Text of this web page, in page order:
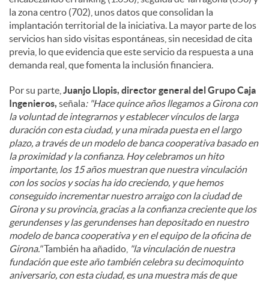
la zona centro (702), unos datos que consolidan la
implantación territorial de la iniciativa. La mayor parte de los
servicios han sido visitas espontáneas, sin necesidad de cita
previa, lo que evidencia que este servicio da respuesta a una
demanda real, que fomenta la inclusión financiera.
Por su parte, Juanjo Llopis, director general del Grupo Caja
Ingenieros, señala: "Hace quince años llegamos a Girona con
la voluntad de integrarnos y establecer vínculos de larga
duración con esta ciudad, y una mirada puesta en el largo
plazo, a través de un modelo de banca cooperativa basado en
la proximidad y la confianza. Hoy celebramos un hito
importante, los 15 años muestran que nuestra vinculación
con los socios y socias ha ido creciendo, y que hemos
conseguido incrementar nuestro arraigo con la ciudad de
Girona y su provincia, gracias a la confianza creciente que los
gerundenses y las gerundenses han depositado en nuestro
modelo de banca cooperativa y en el equipo de la oficina de
Girona."También ha añadido, "la vinculación de nuestra
fundación que este año también celebra su decimoquinto
aniversario, con esta ciudad, es una muestra más de que